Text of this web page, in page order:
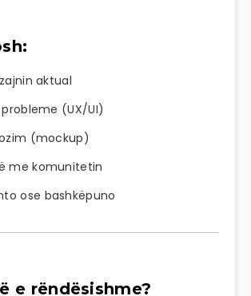
aktual
(UX/UI)
(mockup)
me komunitetin
ose bashkëpuno
e rëndësishme?